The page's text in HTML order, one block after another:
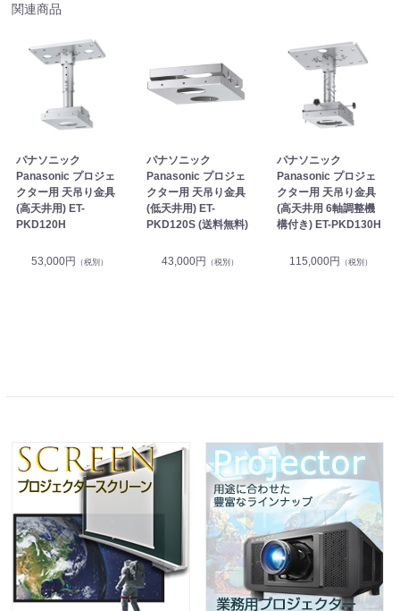
関連商品
パナソニック
Panasonic プロジェ
クター用 天吊り金具
(高天井用) ET-
PKD120H
53,000円 （税別）
パナソニック
Panasonic プロジェ
クター用 天吊り金具
(低天井用) ET-
PKD120S (送料無料)
43,000円 （税別）
パナソニック
Panasonic プロジェ
クター用 天吊り金具
(高天井用 6軸調整機
構付き) ET-PKD130H
115,000円 （税別）